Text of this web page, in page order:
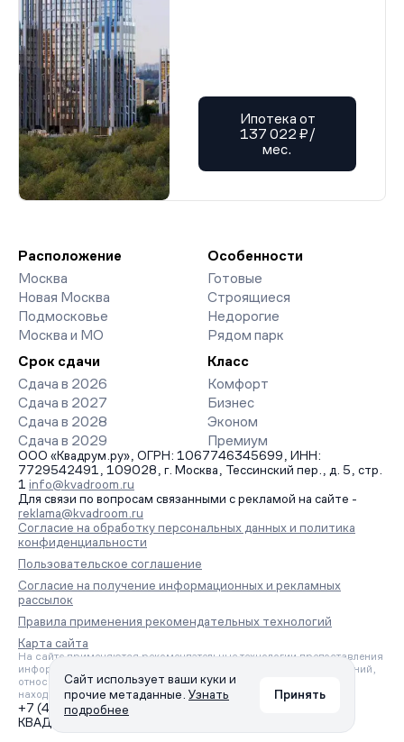
Ипотека от
137 022 ₽/
мес.
Расположение
Москва
Новая Москва
Подмосковье
Москва и МО
Особенности
Готовые
Строящиеся
Недорогие
Рядом парк
Срок сдачи
Сдача в 2026
Сдача в 2027
Сдача в 2028
Сдача в 2029
Класс
Комфорт
Бизнес
Эконом
Премиум
ООО «Квадрум.ру», ОГРН: 1067746345699, ИНН:
7729542491, 109028, г. Москва, Тессинский пер., д. 5, стр.
1 info@kvadroom.ru
Для связи по вопросам связанными с рекламой на сайте -
reklama@kvadroom.ru
Согласие на обработку персональных данных и политика
конфиденциальности
Пользовательское соглашение
Согласие на получение информационных и рекламных
рассылок
Правила применения рекомендательных технологий
Карта сайта
На сайте применяются рекомендательные технологии предоставления
информации на основе сбора, систематизации и анализа сведений,
относящихся к предпочтениям пользователей сети «Интернет»,
находящихся на территории Российской Федерации.
+7 (495) 157-88-80
КВАДРУМ © 2006 – 2026. Все права защищены.
Сайт использует ваши куки и
прочие метаданные. Узнать
подробнее
Принять